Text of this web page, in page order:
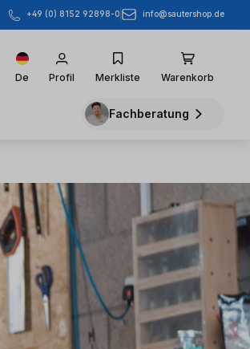
+49 (0) 8152 92898-0 info@sautershop.de
De Profil Merkliste Warenkorb
Fachberatung